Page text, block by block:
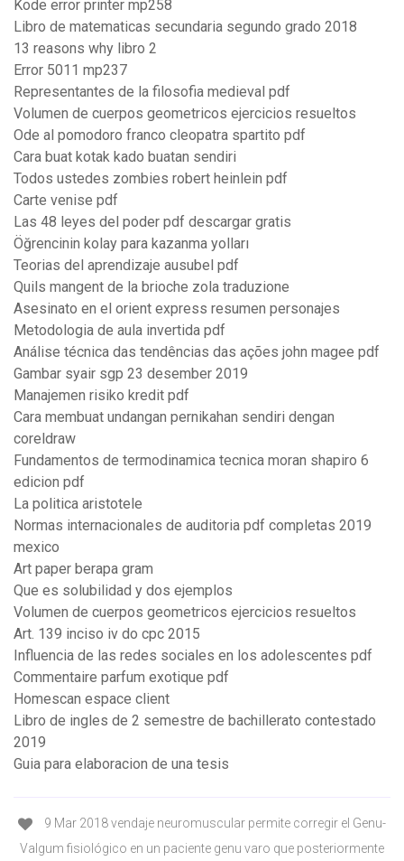
Kode error printer mp258
Libro de matematicas secundaria segundo grado 2018
13 reasons why libro 2
Error 5011 mp237
Representantes de la filosofia medieval pdf
Volumen de cuerpos geometricos ejercicios resueltos
Ode al pomodoro franco cleopatra spartito pdf
Cara buat kotak kado buatan sendiri
Todos ustedes zombies robert heinlein pdf
Carte venise pdf
Las 48 leyes del poder pdf descargar gratis
Öğrencinin kolay para kazanma yolları
Teorias del aprendizaje ausubel pdf
Quils mangent de la brioche zola traduzione
Asesinato en el orient express resumen personajes
Metodologia de aula invertida pdf
Análise técnica das tendências das ações john magee pdf
Gambar syair sgp 23 desember 2019
Manajemen risiko kredit pdf
Cara membuat undangan pernikahan sendiri dengan
coreldraw
Fundamentos de termodinamica tecnica moran shapiro 6
edicion pdf
La politica aristotele
Normas internacionales de auditoria pdf completas 2019
mexico
Art paper berapa gram
Que es solubilidad y dos ejemplos
Volumen de cuerpos geometricos ejercicios resueltos
Art. 139 inciso iv do cpc 2015
Influencia de las redes sociales en los adolescentes pdf
Commentaire parfum exotique pdf
Homescan espace client
Libro de ingles de 2 semestre de bachillerato contestado
2019
Guia para elaboracion de una tesis
9 Mar 2018 vendaje neuromuscular permite corregir el Genu-
Valgum fisiológico en un paciente genu varo que posteriormente